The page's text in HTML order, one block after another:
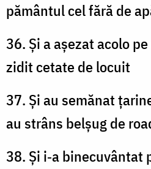
pământul cel fără de
36. Și a așezat acolo
zidit cetate de locuit
37. Și au semănat
au strâns belșug de
38. Și i‑a binecuvântat